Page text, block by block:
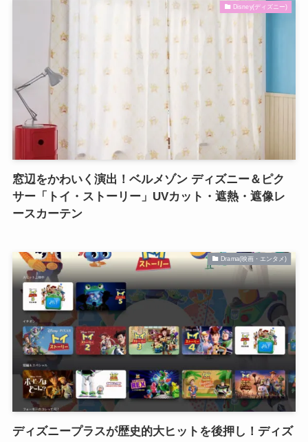
Disney(ディズニー)
窓辺をかわいく演出！ベルメゾン ディズニー＆ピク
サー「トイ・ストーリー」UVカット・遮熱・遮像レ
ースカーテン
Drama(映画・エンタメ)
ディズニープラスが歴史的大ヒットを後押し！ディズ